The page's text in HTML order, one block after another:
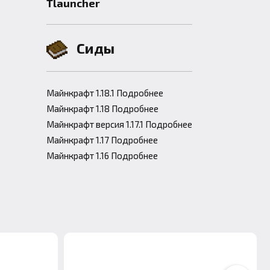
Tlauncher
Сиды
Майнкрафт 1.18.1 Подробнее
Майнкрафт 1.18 Подробнее
Майнкрафт версия 1.17.1 Подробнее
Майнкрафт 1.17 Подробнее
Майнкрафт 1.16 Подробнее